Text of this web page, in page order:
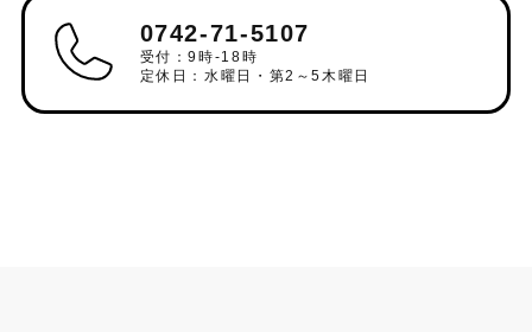
0742-71-5107
受付：9時-18時
定休日：水曜日・第2～5木曜日